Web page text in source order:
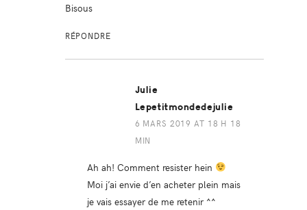
Bisous
RÉPONDRE
Julie
Lepetitmondedejulie
6 MARS 2019 AT 18 H 18
MIN
Ah ah! Comment resister hein
Moi j’ai envie d’en acheter plein mais
je vais essayer de me retenir ^^